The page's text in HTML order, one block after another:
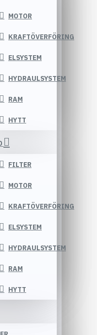
MOTOR
KRAFTÖVERFÖRING
ELSYSTEM
HYDRAULSYSTEM
RAM
HYTT
FILTER
MOTOR
KRAFTÖVERFÖRING
ELSYSTEM
HYDRAULSYSTEM
RAM
HYTT